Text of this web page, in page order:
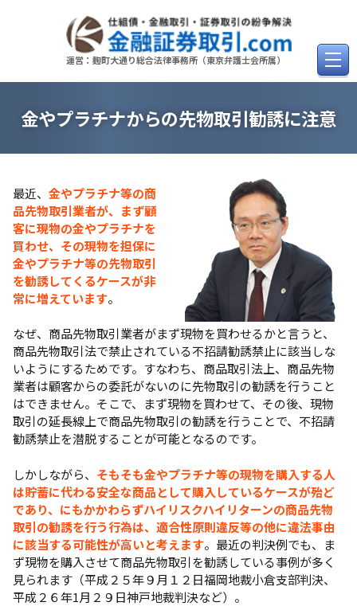
運営：麹町大通り総合法律事務所（東京弁護士会所属）
金やプラチナからの先物取引勧誘に注意
最近、 金やプラチナ等の商
品先物取引業者が、まず顧
客に現物の金やプラチナを
買わせ、その現物を担保に
金やプラチナ等の先物取引
を勧誘してくるケースが非
常に増えています。
なぜ、商品先物取引業者がまず現物を買わせるかと言うと、
商品先物取引法で禁止されている不招請勧誘禁止に該当しな
いようにするためです。すなわち、商品取引法上、商品先物
業者は顧客からの委託がないのに先物取引の勧誘を行うこと
はできません。そこで、まず現物を買わせて、その後、現物
取引の延長線上で商品先物取引の勧誘を行うことで、不招請
勧誘禁止を潜脱することが可能となるのです。
しかしながら、 そもそも金やプラチナ等の現物を購入する人
は貯蓄に代わる安全な商品として購入しているケースが殆ど
であり、にもかかわらずハイリスクハイリターンの商品先物
取引の勧誘を行う行為は、適合性原則違反等の他に違法事由
に該当する可能性が高いと考えます。最近の判決例でも、ま
ず現物を購入させて商品先物取引を勧誘している事例が多く
見られます（平成２５年９月１２日福岡地裁小倉支部判決、
平成２６年1月２９日神戸地裁判決など）。